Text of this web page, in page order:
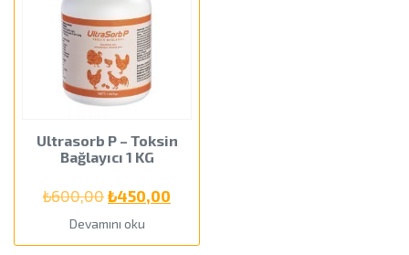
Ultrasorb P – Toksin
Bağlayıcı 1 KG
₺600,00Orijinal
₺600,00.
₺450,00
₺450,00.
Devamını oku